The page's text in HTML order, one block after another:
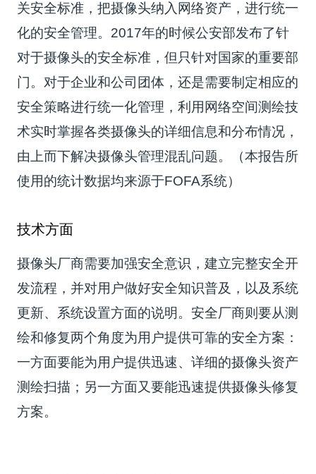
关安全标准，把摄像头纳入网络资产，进行统一
化的安全管理。2017年的时候公安部发布了针
对于摄像头的安全标准，但只针对国家的重要部
门。对于企业和公司团体，还是需要制定相应的
安全策略进行统一化管理，利用网络空间测绘技
术实时掌握各类摄像头的详细信息和分布情况，
由上而下解决摄像头管理混乱问题。（本报告所
使用的统计数据均来源于FOFA系统）
技术方面
摄像头厂商需要加强安全意识，建立完整安全开
发流程，并对用户做好安全知识普及，以及系统
更新、系统设置方面的说明。安全厂商则要从测
绘和修复两个角度为用户提供可靠的安全方案：
一方面要能为用户提供迅速、详细的摄像头资产
测绘扫描；另一方面又要能迅速提供摄像头修复
方案。